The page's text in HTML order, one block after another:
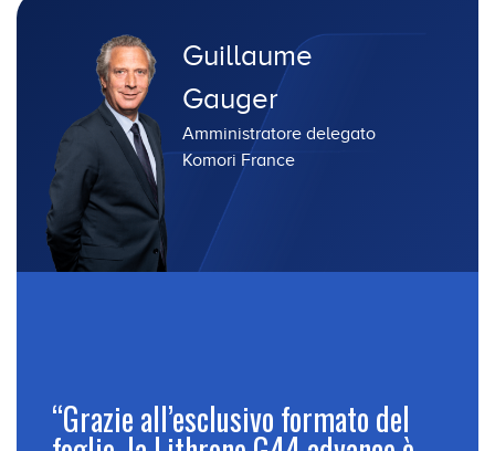
Guillaume
Gauger
Amministratore delegato
Komori France
“Grazie all’esclusivo formato del